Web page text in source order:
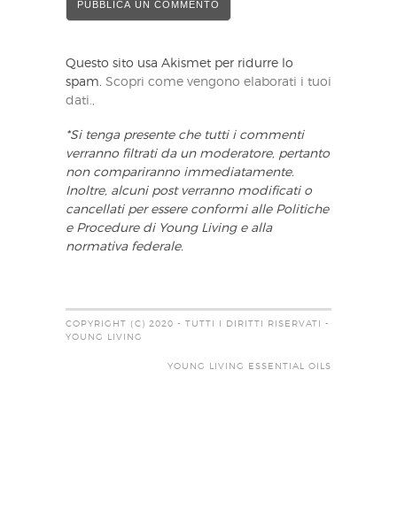
Questo sito usa Akismet per ridurre lo
spam. Scopri come vengono elaborati i tuoi
dati.,
*Si tenga presente che tutti i commenti
verranno filtrati da un moderatore, pertanto
non compariranno immediatamente.
Inoltre, alcuni post verranno modificati o
cancellati per essere conformi alle Politiche
e Procedure di Young Living e alla
normativa federale.
COPYRIGHT (C) 2020 - TUTTI I DIRITTI RISERVATI -
YOUNG LIVING
YOUNG LIVING ESSENTIAL OILS